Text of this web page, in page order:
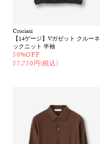
Cruciani
【14ゲージ】Vガゼット クルーネ
ックニット 半袖
50%OFF
57,750円(税込)